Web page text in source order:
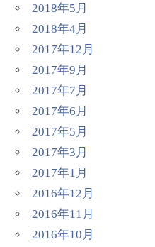
2018年5月
2018年4月
2017年12月
2017年9月
2017年7月
2017年6月
2017年5月
2017年3月
2017年1月
2016年12月
2016年11月
2016年10月